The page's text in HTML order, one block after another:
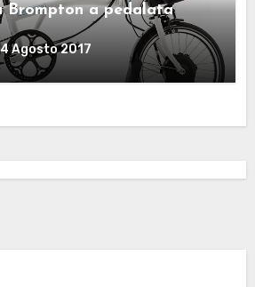
Brompton a pedalata
Agosto 2017